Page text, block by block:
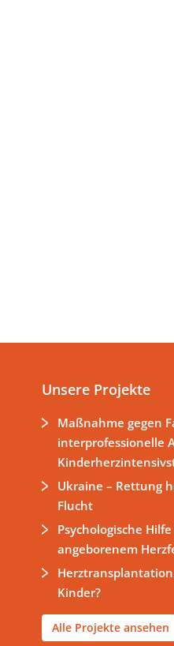
Unsere Projekte
Maßnahme gegen
interprofessionelle
Ukraine – Rettung
Flucht
Psychologische
angeborenem
Kinder?
Alle Projekte ansehen